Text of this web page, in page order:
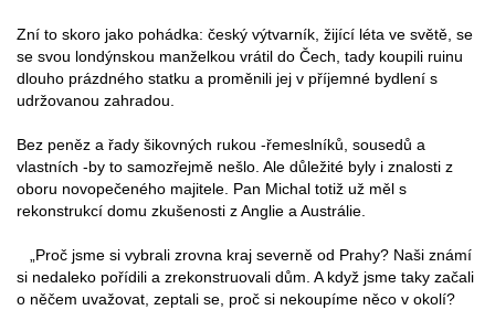
Zní to skoro jako pohádka: český výtvarník, žijící léta ve světě, se
se svou londýnskou manželkou vrátil do Čech, tady koupili ruinu
dlouho prázdného statku a proměnili jej v příjemné bydlení s
udržovanou zahradou.
Bez peněz a řady šikovných rukou -řemeslníků, sousedů a
vlastních -by to samozřejmě nešlo. Ale důležité byly i znalosti z
oboru novopečeného majitele. Pan Michal totiž už měl s
rekonstrukcí domu zkušenosti z Anglie a Austrálie.
„Proč jsme si vybrali zrovna kraj severně od Prahy? Naši známí
si nedaleko pořídili a zrekonstruovali dům. A když jsme taky začali
o něčem uvažovat, zeptali se, proč si nekoupíme něco v okolí?